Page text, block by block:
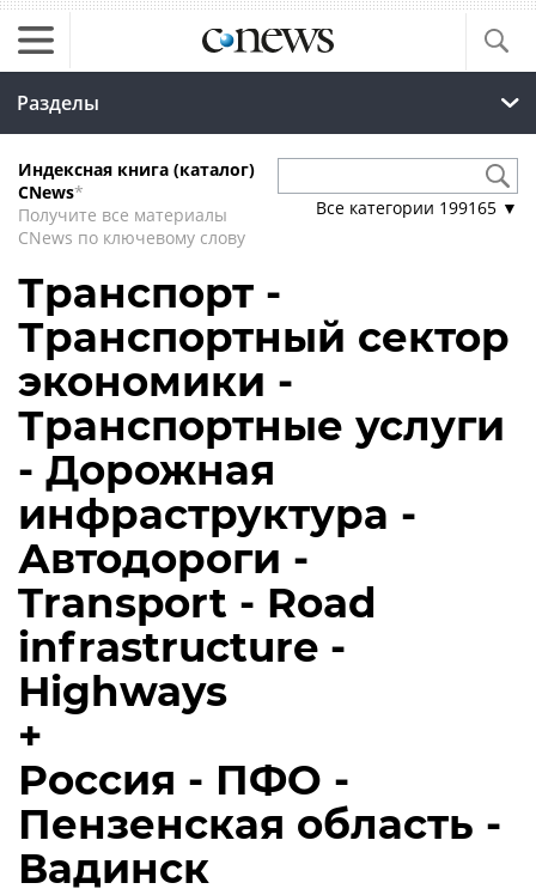
Разделы
Индексная книга (каталог)
CNews*
Получите все материалы
CNews по ключевому слову
Все категории 199165 ▼
Транспорт -
Транспортный сектор
экономики -
Транспортные услуги
- Дорожная
инфраструктура -
Автодороги -
Transport - Road
infrastructure -
Highways
+
Россия - ПФО -
Пензенская область -
Вадинск